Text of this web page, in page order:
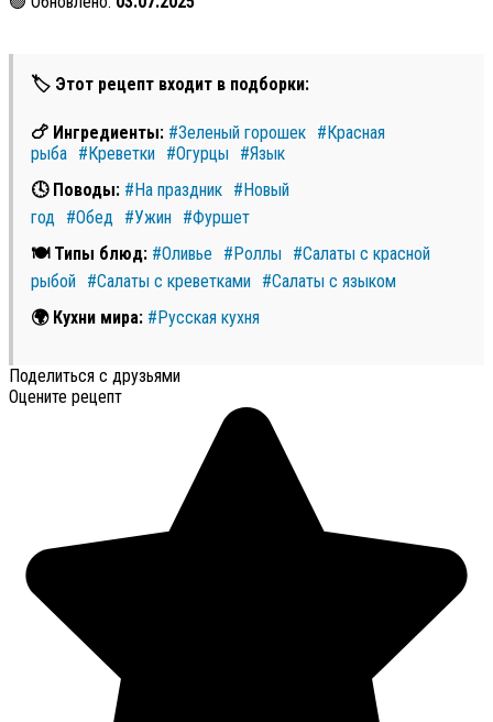
🏷 Этот рецепт входит в подборки:
🍗 Ингредиенты: #Зеленый горошек #Красная
рыба #Креветки #Огурцы #Язык
🕓 Поводы: #На праздник #Новый
год
#Обед #Ужин #Фуршет
🍽 Типы блюд: #Оливье #Роллы #Салаты с красной
рыбой #Салаты с креветками #Салаты с языком
🌍 Кухни мира: #Русская кухня
Поделиться с друзьями
Оцените рецепт